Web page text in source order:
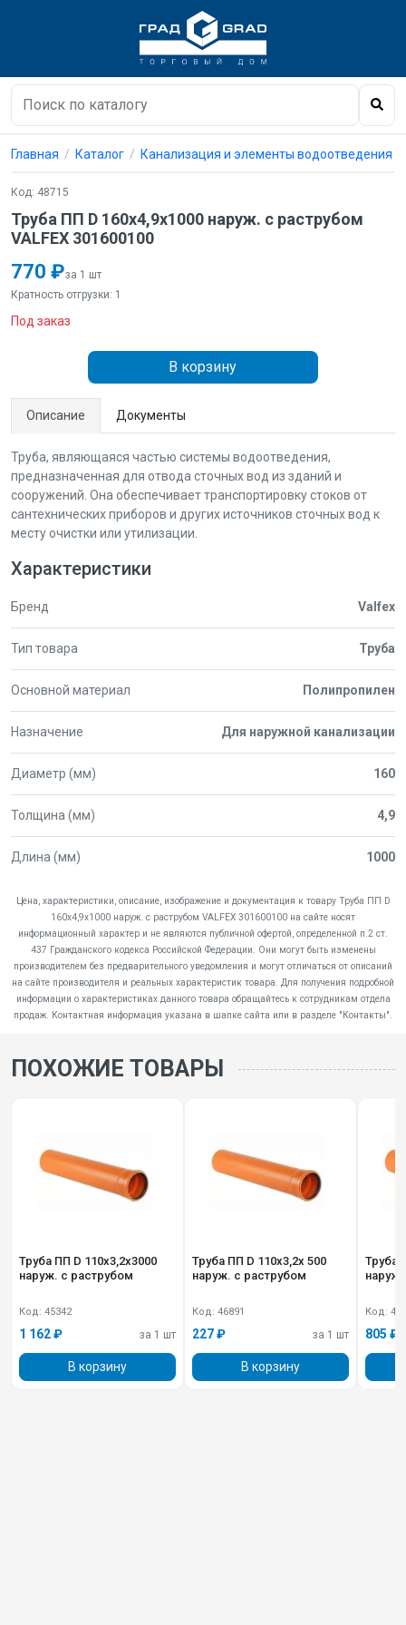
Главная Каталог Канализация и элементы водоотведения
Код: 48715
Труба ПП D 160х4,9х1000 наруж. с раструбом
VALFEX 301600100
770 ₽за 1 шт
Кратность отгрузки: 1
Под заказ
В корзину
Описание Документы
Труба, являющаяся частью системы водоотведения,
предназначенная для отвода сточных вод из зданий и
сооружений. Она обеспечивает транспортировку стоков от
сантехнических приборов и других источников сточных вод к
месту очистки или утилизации.
Характеристики
Бренд Valfex
Тип товара Труба
Основной материал Полипропилен
Назначение Для наружной канализации
Диаметр (мм) 160
Толщина (мм) 4,9
Длина (мм) 1000
Цена, характеристики, описание, изображение и документация к товару Труба ПП D
160х4,9х1000 наруж. с раструбом VALFEX 301600100 на сайте носят
информационный характер и не являются публичной офертой, определенной п.2 ст.
437 Гражданского кодекса Российской Федерации. Они могут быть изменены
производителем без предварительного уведомления и могут отличаться от описаний
на сайте производителя и реальных характеристик товара. Для получения подробной
информации о характеристиках данного товара обращайтесь к сотрудникам отдела
продаж. Контактная информация указана в шапке сайта или в разделе "Контакты".
ПОХОЖИЕ ТОВАРЫ
Труба ПП D 110х3,2х3000
наруж. с раструбом
Код: 45342
1 162 ₽ за 1 шт
В корзину
Труба ПП D 110х3,2х 500
наруж. с раструбом
Код: 46891
227 ₽ за 1 шт
В корзину
Труба
Код:
805 ₽